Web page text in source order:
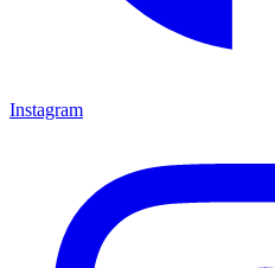
Instagram